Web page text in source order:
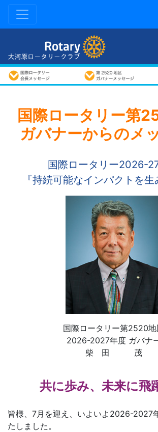
国際ロータリー第
ガバナーからのメ
国際ロータリー2026-
『持続可能なインパクトを生
国際ロータリー第2520地
2026-2027年度 ガバナ
柴 田 茂
共に歩み、未来に飛
皆様、7月を迎え、いよいよ2026-2027
たしました。